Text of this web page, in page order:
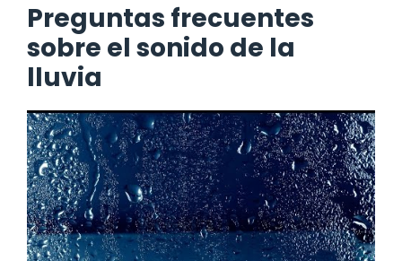
Preguntas frecuentes
sobre el sonido de la
lluvia